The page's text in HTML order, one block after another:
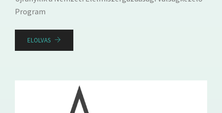
Program
ELOLVAS